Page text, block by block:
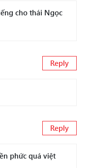
cho thái Ngọc
Reply
Reply
phức quá việt